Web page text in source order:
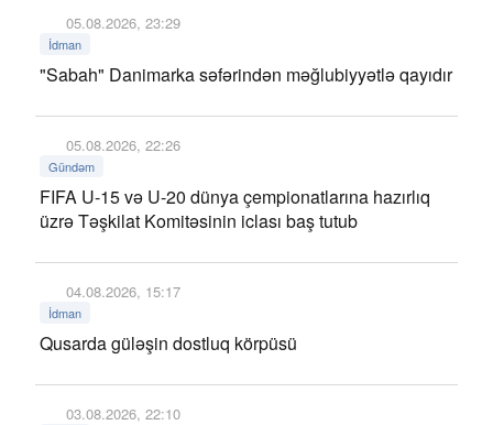
05.08.2026, 23:29
İdman
"Sabah" Danimarka səfərindən məğlubiyyətlə qayıdır
05.08.2026, 22:26
Gündəm
FIFA U-15 və U-20 dünya çempionatlarına hazırlıq
üzrə Təşkilat Komitəsinin iclası baş tutub
04.08.2026, 15:17
İdman
Qusarda güləşin dostluq körpüsü
03.08.2026, 22:10